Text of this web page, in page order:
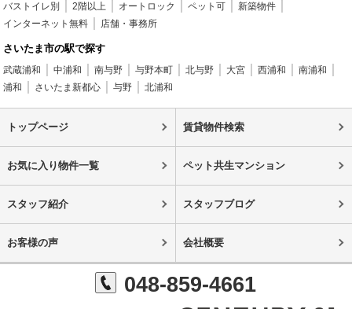
バストイレ別 2階以上 オートロック ペット可
新築物件
インターネット無料
店舗・事務所
さいたま市の駅で探す
武蔵浦和 中浦和 南与野 与野本町 北与野 大宮 西浦和
南浦和
浦和
さいたま新都心 与野 北浦和
トップページ 賃貸物件検索
お気に入り物件一覧 ペット共生マンション
スタッフ紹介 スタッフブログ
お客様の声 会社概要
048-859-4661